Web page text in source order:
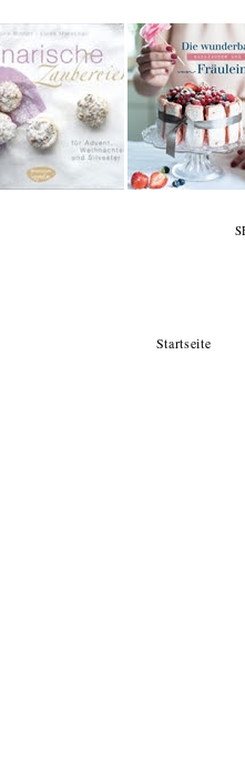
Startseite